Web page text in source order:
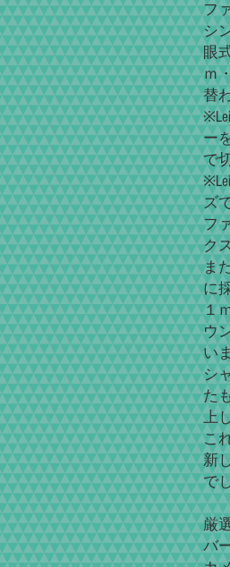
フ
シ
眼
ｍ
替
ー
で
ズ
フ
ク
ま
に
１
ウ
い
シ
た
上
こ
新
で
厳
バ